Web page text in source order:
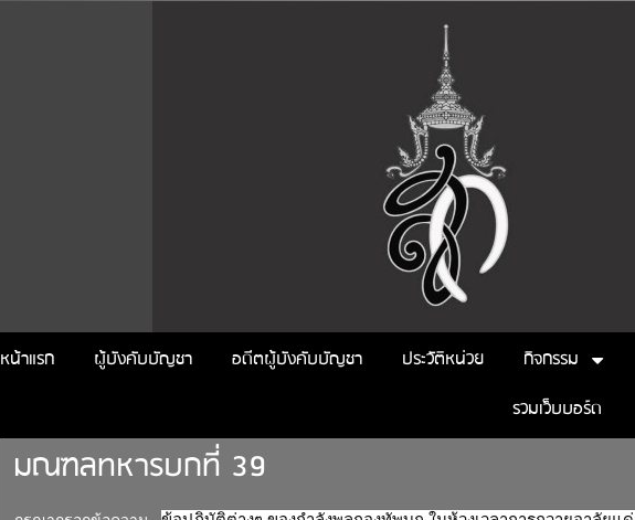
หน้าแรก ผู้บังคับบัญชา อดีตผู้บังคับบัญชา ประวัติหน่วย กิจกรรม
รวมเว็บบอร์ด
มณฑลทหารบกที่ 39